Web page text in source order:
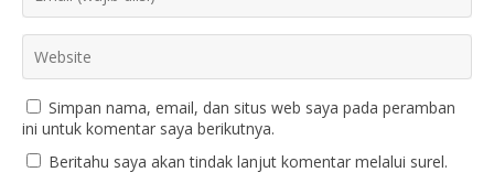
Simpan nama, email, dan situs web saya pada peramban
ini untuk komentar saya berikutnya.
Beritahu saya akan tindak lanjut komentar melalui surel.